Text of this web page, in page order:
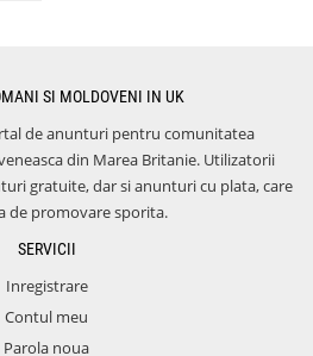
SI MOLDOVENI IN UK
de anunturi pentru comunitatea
din Marea Britanie. Utilizatorii
gratuite, dar si anunturi cu plata, care
de promovare sporita.
SERVICII
Inregistrare
Contul meu
Parola noua